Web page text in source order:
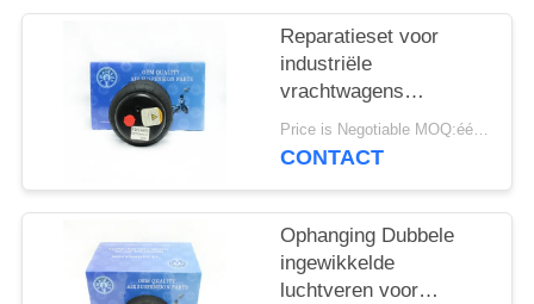
PRIVACY
BELEID
Reparatieset voor
industriële
vrachtwagens
Universele luchtvering
Dubbel ingewikkeld
Price is Negotiable MOQ:één pc/pcs
CONTACT
Ophanging Dubbele
ingewikkelde
luchtveren voor